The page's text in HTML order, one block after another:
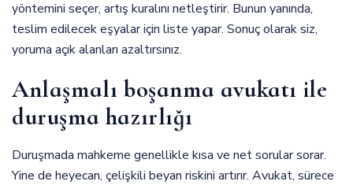
yöntemini seçer, artış kuralını netleştirir. Bunun yanında,
teslim edilecek eşyalar için liste yapar. Sonuç olarak siz,
yoruma açık alanları azaltırsınız.
Anlaşmalı boşanma avukatı ile
duruşma hazırlığı
Duruşmada mahkeme genellikle kısa ve net sorular sorar.
Yine de heyecan, çelişkili beyan riskini artırır. Avukat, sürece